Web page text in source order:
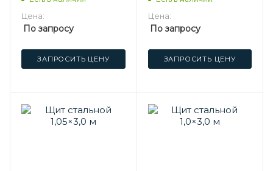
Цена:
По запросу
ЗАПРОСИТЬ ЦЕНУ
Цена:
По запросу
ЗАПРОСИТЬ ЦЕНУ